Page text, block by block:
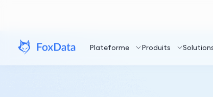
Plateforme Produits